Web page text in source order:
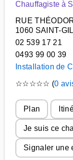
Chauffagiste à
RUE
1060 SAINT-
02 539 17 21
0493 99 00 39
Installation de
☆☆☆☆☆ (0
Plan
Je suis ce
Signaler une